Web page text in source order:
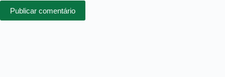
Publicar comentário